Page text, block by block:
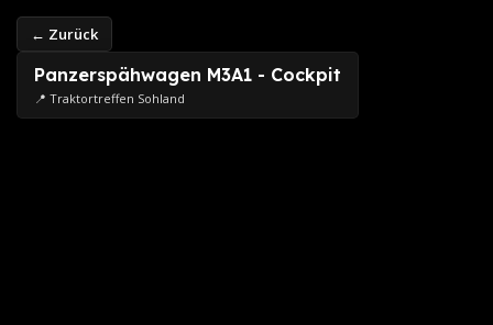
← Zurück
Panzerspähwagen M3A1 - Cockpit
📍 Traktortreffen Sohland